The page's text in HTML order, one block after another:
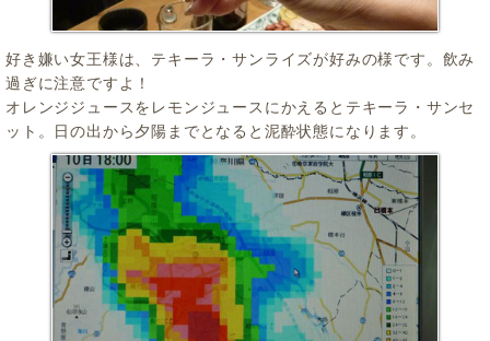
好き嫌い女王様は、テキーラ・サンライズが好みの様です。飲み
過ぎに注意ですよ！
オレンジジュースをレモンジュースにかえるとテキーラ・サンセ
ット。日の出から夕陽までとなると泥酔状態になります。